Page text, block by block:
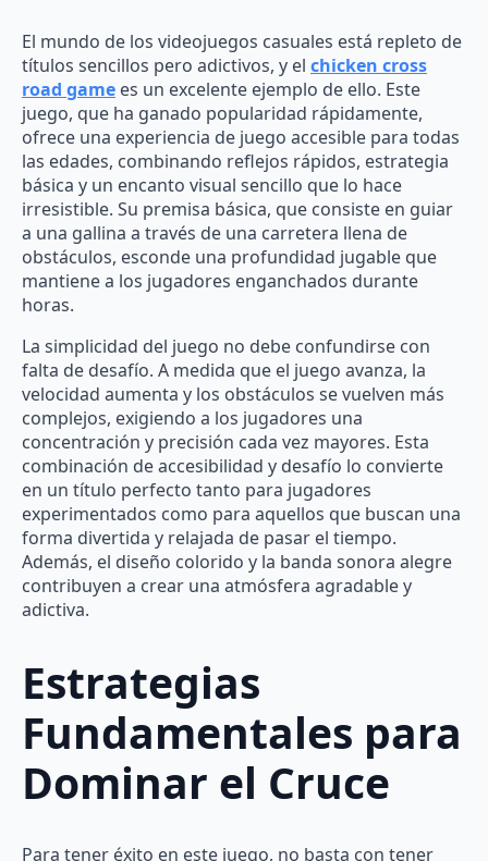
El mundo de los videojuegos casuales está repleto de
títulos sencillos pero adictivos, y el chicken cross
road game es un excelente ejemplo de ello. Este
juego, que ha ganado popularidad rápidamente,
ofrece una experiencia de juego accesible para todas
las edades, combinando reflejos rápidos, estrategia
básica y un encanto visual sencillo que lo hace
irresistible. Su premisa básica, que consiste en guiar
a una gallina a través de una carretera llena de
obstáculos, esconde una profundidad jugable que
mantiene a los jugadores enganchados durante
horas.
La simplicidad del juego no debe confundirse con
falta de desafío. A medida que el juego avanza, la
velocidad aumenta y los obstáculos se vuelven más
complejos, exigiendo a los jugadores una
concentración y precisión cada vez mayores. Esta
combinación de accesibilidad y desafío lo convierte
en un título perfecto tanto para jugadores
experimentados como para aquellos que buscan una
forma divertida y relajada de pasar el tiempo.
Además, el diseño colorido y la banda sonora alegre
contribuyen a crear una atmósfera agradable y
adictiva.
Estrategias
Fundamentales para
Dominar el Cruce
Para tener éxito en este juego, no basta con tener